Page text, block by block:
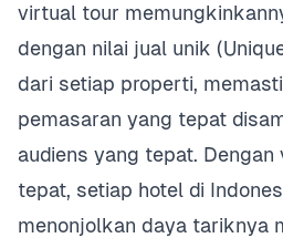
virtual tour
dengan nilai jual unik
dari setiap properti,
pemasaran yang tepat
audiens yang tepat.
tepat, setiap hotel di
menonjolkan daya tariknya